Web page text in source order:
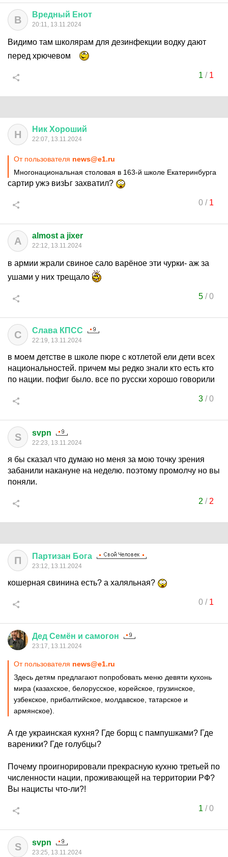
В Вредный Енот
20:11, 13.11.2024
Видимо там школярам для дезинфекции водку дают
перед хрючевом
1 / 1
Н Ник Хороший
22:07, 13.11.2024
От пользователя news@e1.ru
Многонациональная столовая в 163-й школе Екатеринбурга
сартир ужэ визЬг захватил?
0/ 1
A almost a jixer
22:12, 13.11.2024
в армии жрали свиное сало варёное эти чурки- аж за
ушами у них трещало
5/0
С Слава КПСС
22:19, 13.11.2024
в моем детстве в школе пюре с котлетой ели дети всех
национальностей. причем мы редко знали кто есть кто
по нации. пофиг было. все по русски хорошо говорили
3/0
S svpn
22:23, 13.11.2024
я бы сказал что думаю но меня за мою точку зрения
забанили накануне на неделю. поэтому промолчу но вы
поняли.
2 / 2
П Партизан Бога
23:12, 13.11.2024
кошерная свинина есть? а халяльная?
0/ 1
Дед Семён и самогон
23:17, 13.11.2024
От пользователя news@e1.ru
Здесь детям предлагают попробовать меню девяти кухонь
мира (казахское, белорусское, корейское, грузинское,
узбекское, прибалтийское, молдавское, татарское и
армянское).
А где украинская кухня? Где борщ с пампушками? Где
вареники? Где голубцы?
Почему проигнорировали прекрасную кухню третьей по
численности нации, проживающей на территории РФ?
Вы нацисты что-ли?!
1 /0
S svpn
23:25, 13.11.2024